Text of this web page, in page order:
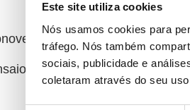
Este site utiliza cookies
Nós usamos cookies para
tráfego. Nós também
sociais, publicidade e
coletaram através do seu